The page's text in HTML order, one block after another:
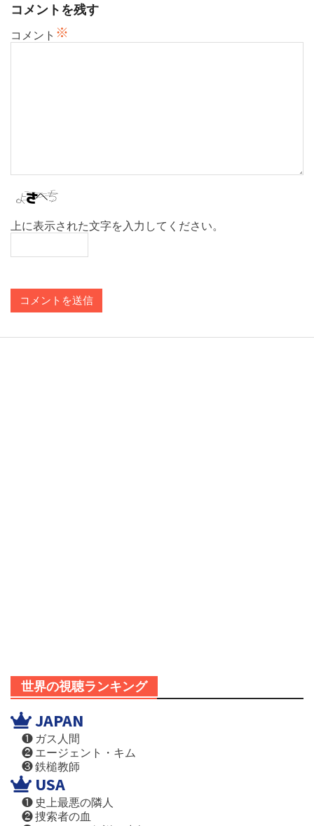
コメントを残す
コメント ※
上に表示された文字を入力してください。
世界の視聴ランキング
JAPAN
❶ ガス人間
❷ エージェント・キム
❸ 鉄槌教師
USA
❶ 史上最悪の隣人
❷ 捜索者の血